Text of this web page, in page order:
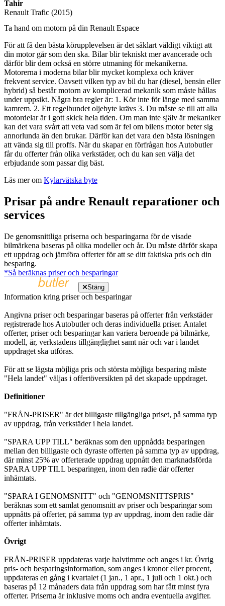
Tahir
Renault Trafic (2015)
Ta hand om motorn på din Renault Espace
För att få den bästa körupplevelsen är det såklart väldigt viktigt att
din motor går som den ska. Bilar blir tekniskt mer avancerade och
därför blir dem också en större utmaning för mekanikerna.
Motorerna i moderna bilar blir mycket komplexa och kräver
frekvent service. Oavsett vilken typ av bil du har (diesel, bensin eller
hybrid) så består motorn av komplicerad mekanik som måste hållas
under uppsikt. Några bra regler är: 1. Kör inte för länge med samma
kamrem. 2. Ett regelbundet oljebyte krävs 3. Du måste se till att alla
motordelar är i gott skick hela tiden. Om man inte själv är mekaniker
kan det vara svårt att veta vad som är fel om bilens motor beter sig
annorlunda än den brukar. Därför kan det vara den bästa lösningen
att vända sig till proffs. När du skapar en förfrågan hos Autobutler
får du offerter från olika verkstäder, och du kan sen välja det
erbjudande som passar dig bäst.
Läs mer om Kylarvätska byte
Prisar på andre Renault reparationer och
services
De genomsnittliga priserna och besparingarna för de visade
bilmärkena baseras på olika modeller och år. Du måste därför skapa
ett uppdrag och jämföra offerter för att se ditt faktiska pris och din
besparing.
*Så beräknas priser och besparingar
Stäng
Information kring priser och besparingar
Angivna priser och besparingar baseras på offerter från verkstäder
registrerade hos Autobutler och deras individuella priser. Antalet
offerter, priser och besparingar kan variera beroende på bilmärke,
modell, år, verkstadens tillgänglighet samt när och var i landet
uppdraget ska utföras.
För att se lägsta möjliga pris och största möjliga besparing måste
"Hela landet" väljas i offertöversikten på det skapade uppdraget.
Definitioner
"FRÅN-PRISER" är det billigaste tillgängliga priset, på samma typ
av uppdrag, från verkstäder i hela landet.
"SPARA UPP TILL" beräknas som den uppnådda besparingen
mellan den billigaste och dyraste offerten på samma typ av uppdrag,
där minst 25% av offerterade uppdrag uppnått den marknadsförda
SPARA UPP TILL besparingen, inom den radie där offerter
inhämtats.
"SPARA I GENOMSNITT" och "GENOMSNITTSPRIS"
beräknas som ett samlat genomsnitt av priser och besparingar som
uppnåtts på offerter, på samma typ av uppdrag, inom den radie där
offerter inhämtats.
Övrigt
FRÅN-PRISER uppdateras varje halvtimme och anges i kr. Övrig
pris- och besparingsinformation, som anges i kronor eller procent,
uppdateras en gång i kvartalet (1 jan., 1 apr., 1 juli och 1 okt.) och
baseras på 12 månaders data från uppdrag som har fått minst fyra
offerter. Priserna är inklusive moms och andra eventuella avgifter.